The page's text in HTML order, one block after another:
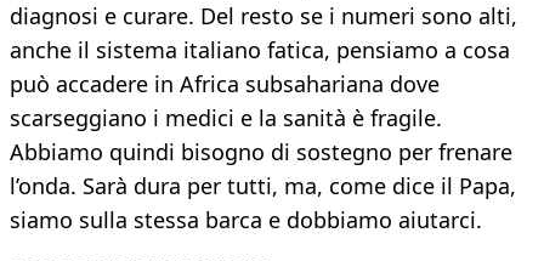
diagnosi e curare. Del resto se i numeri sono alti,
anche il sistema italiano fatica, pensiamo a cosa
può accadere in Africa subsahariana dove
scarseggiano i medici e la sanità è fragile.
Abbiamo quindi bisogno di sostegno per frenare
l’onda. Sarà dura per tutti, ma, come dice il Papa,
siamo sulla stessa barca e dobbiamo aiutarci.